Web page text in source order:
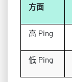
方面
高 Ping
低 Ping